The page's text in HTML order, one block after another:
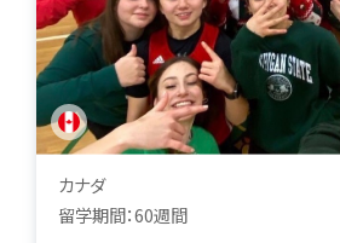
カナダ
留学期間：60週間